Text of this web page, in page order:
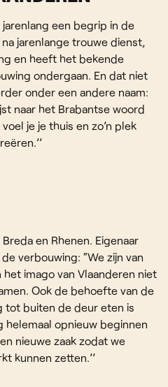
een begrip in de
jarenlange trouwe dienst,
en heeft het bekende
ondergaan. En dat niet
onder een andere naam:
naar het Brabantse woord
je je thuis en zo’n plek
en Rhenen. Eigenaar
verbouwing: “We zijn van
imago van Vlaanderen niet
Ook de behoefte van de
buiten de deur eten is
helemaal opnieuw beginnen
nieuwe zaak zodat we
kunnen zetten.’’